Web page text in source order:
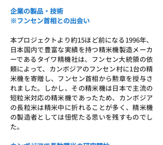
企業の製品・技術
※フンセン首相との出会い
本プロジェクトより約15ほど前になる1996年、
日本国内で豊富な実績を持つ精米機製造メーカ
ーであるタイワ精機社は、フンセン大統領の依
頼によって、カンボジアのフンセン村に1台の精
米機を寄贈し、フンセン首相から勲章を授与さ
れました。しかし、その精米機は日本で主流の
短粒米対応の精米機であったため、カンボジア
の長粒米は精米中に折れることが多く、精米機
の製造者としては忸怩たる思いを残すものでし
た。